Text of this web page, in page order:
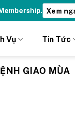
Xem
Vụ Tin Tức
GIAO MÙA